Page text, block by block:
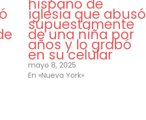
hispano de
iglesia que abusó
supuestamente
de una niña por
años y lo grabó
en su celular
mayo 8, 2025
En «Nueva York»